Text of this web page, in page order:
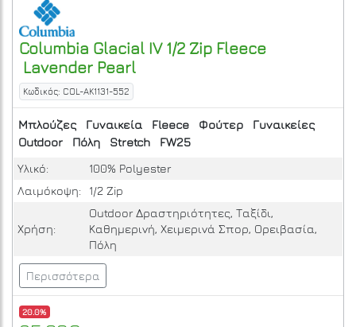
Columbia Glacial IV 1/2 Zip Fleece
Lavender Pearl
Κωδικός: COL-AK1131-552
Μπλούζες Γυναικεία Fleece Φούτερ
Γυναικείες
Outdoor
Πόλη Stretch
FW25
Υλικό:
100% Polyester
Λαιμόκοψη:
1/2 Zip
Χρήση:
Outdoor Δραστηριότητες, Ταξίδι,
Καθημερινή, Χειμερινά Σπορ, Ορειβασία,
Πόλη
Περισσότερα
20.0%